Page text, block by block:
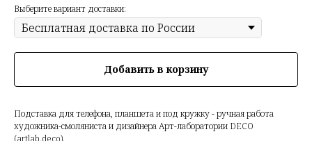
Выберите вариант доставки:
Добавить в корзину
Подставка для телефона, планшета и под кружку - ручная работа
художника-смоляниста и дизайнера Арт-лаборатории DECO